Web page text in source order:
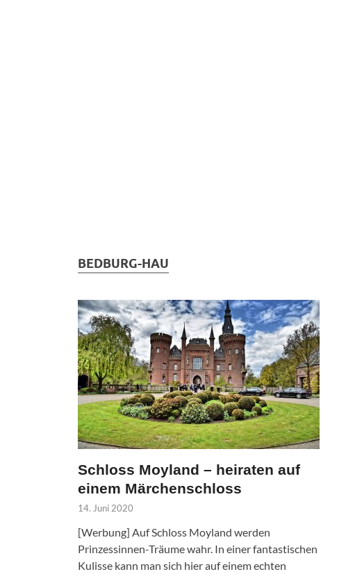
BEDBURG-HAU
Schloss Moyland – heiraten auf
einem Märchenschloss
14. Juni 2020
[Werbung] Auf Schloss Moyland werden
Prinzessinnen-Träume wahr. In einer fantastischen
Kulisse kann man sich hier auf einem echten